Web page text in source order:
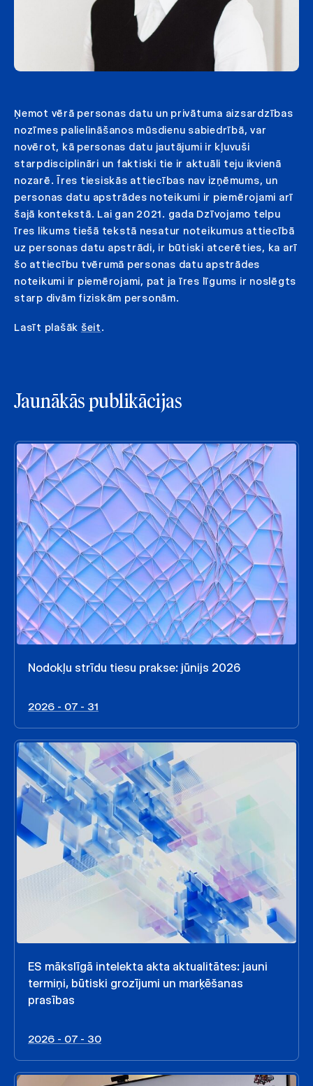
Ņemot vērā personas datu un privātuma aizsardzības
nozīmes palielināšanos mūsdienu sabiedrībā, var
novērot, kā personas datu jautājumi ir kļuvuši
starpdisciplināri un faktiski tie ir aktuāli teju ikvienā
nozarē. Īres tiesiskās attiecības nav izņēmums, un
personas datu apstrādes noteikumi ir piemērojami arī
šajā kontekstā. Lai gan 2021. gada Dzīvojamo telpu
īres likums tiešā tekstā nesatur noteikumus attiecībā
uz personas datu apstrādi, ir būtiski atcerēties, ka arī
šo attiecību tvērumā personas datu apstrādes
noteikumi ir piemērojami, pat ja īres līgums ir noslēgts
starp divām fiziskām personām.
Lasīt plašāk šeit.
Jaunākās publikācijas
Nodokļu strīdu tiesu prakse: jūnijs 2026
2026 - 07 - 31
ES mākslīgā intelekta akta aktualitātes: jauni
termiņi, būtiski grozījumi un marķēšanas
prasības
2026 - 07 - 30